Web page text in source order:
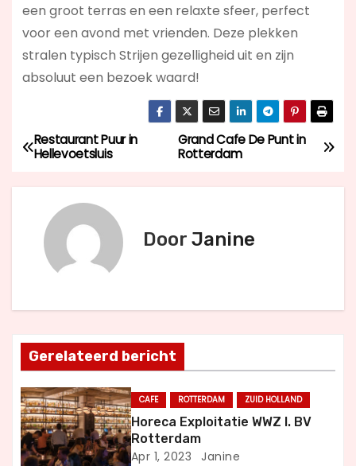
een groot terras en een relaxte sfeer, perfect
voor een avond met vrienden. Deze plekken
stralen typisch Strijen gezelligheid uit en zijn
absoluut een bezoek waard!
B
e
h
t
n
a
v
Grand Cafe De Punt in
Rotterdam
Restaurant Puur in
Hellevoetsluis
Door Janine
Gerelateerd bericht
CAFE ROTTERDAM ZUID HOLLAND
Horeca Exploitatie WWZ I. BV
Rotterdam
Apr 1, 2023 Janine